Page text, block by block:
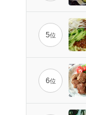
5位
6位